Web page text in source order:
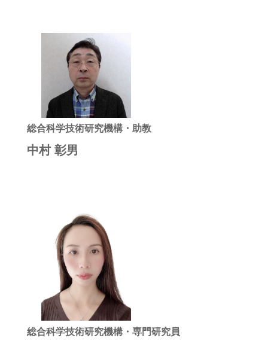
総合科学技術研究機構・助教
中村 彰男
総合科学技術研究機構・専門研究員